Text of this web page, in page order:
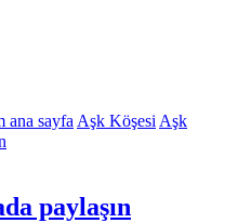
ana sayfaAşk KöşesiAşk
paylaşın